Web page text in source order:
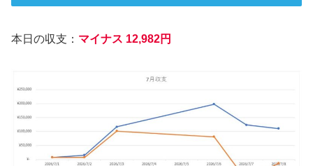
本日の収支： マイナス 12,982円